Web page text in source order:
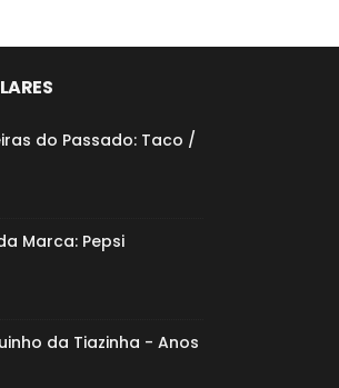
do Passado: Taco /
Marca: Pepsi
da Tiazinha - Anos